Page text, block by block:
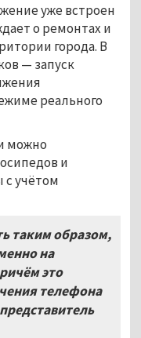
уже встроен
о ремонтах и
города. В
— запуск
реального
можно
и
с учётом
таким образом,
на
это
телефона